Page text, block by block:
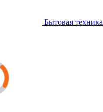
Бытовая техника